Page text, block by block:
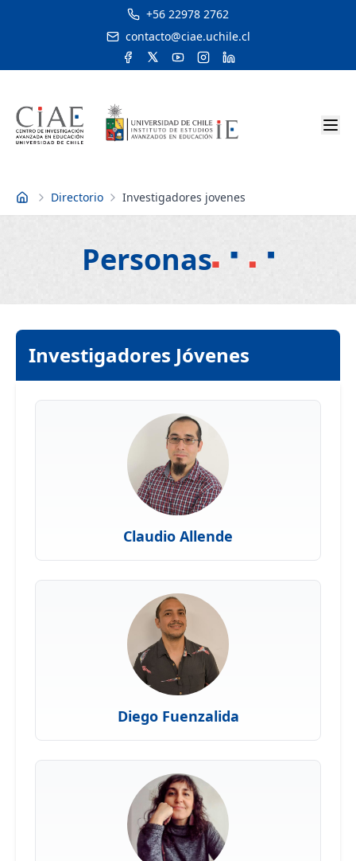
+56 22978 2762
contacto@ciae.uchile.cl
Inicio Directorio Investigadores jovenes
Personas
Investigadores Jóvenes
Claudio Allende
Diego Fuenzalida